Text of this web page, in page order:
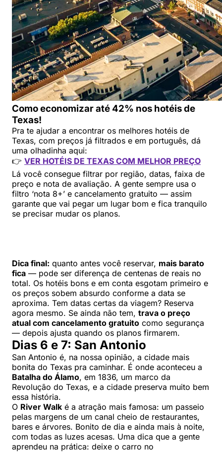
Como economizar até 42% nos hotéis de
Texas!
Pra te ajudar a encontrar os melhores hotéis de
Texas, com preços já filtrados e em português, dá
uma olhadinha aqui:
👉 VER HOTÉIS DE TEXAS COM MELHOR PREÇO
Lá você consegue filtrar por região, datas, faixa de
preço e nota de avaliação. A gente sempre usa o
filtro ‘nota 8+’ e cancelamento gratuito — assim
garante que vai pegar um lugar bom e fica tranquilo
se precisar mudar os planos.
Dica final: quanto antes você reservar, mais barato
fica — pode ser diferença de centenas de reais no
total. Os hotéis bons e em conta esgotam primeiro e
os preços sobem absurdo conforme a data se
aproxima. Tem datas certas da viagem? Reserva
agora mesmo. Se ainda não tem, trava o preço
atual com cancelamento gratuito como segurança
— depois ajusta quando os planos firmarem.
Dias 6 e 7: San Antonio
San Antonio é, na nossa opinião, a cidade mais
bonita do Texas pra caminhar. É onde aconteceu a
Batalha do Álamo, em 1836, um marco da
Revolução do Texas, e a cidade preserva muito bem
essa história.
O River Walk é a atração mais famosa: um passeio
pelas margens de um canal cheio de restaurantes,
bares e árvores. Bonito de dia e ainda mais à noite,
com todas as luzes acesas. Uma dica que a gente
aprendeu na prática: deixe o carro no